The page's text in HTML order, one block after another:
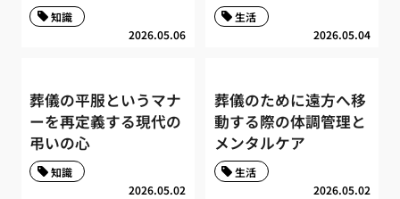
2026.05.06
知識
2026.05.04
生活
葬儀の平服というマナ
ーを再定義する現代の
弔いの心
2026.05.02
知識
葬儀のために遠方へ移
動する際の体調管理と
メンタルケア
2026.05.02
生活